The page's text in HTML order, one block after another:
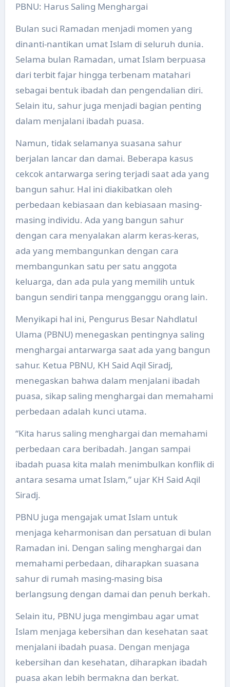
PBNU: Harus Saling Menghargai
Bulan suci Ramadan menjadi momen yang
dinanti-nantikan umat Islam di seluruh dunia.
Selama bulan Ramadan, umat Islam berpuasa
dari terbit fajar hingga terbenam matahari
sebagai bentuk ibadah dan pengendalian diri.
Selain itu, sahur juga menjadi bagian penting
dalam menjalani ibadah puasa.
Namun, tidak selamanya suasana sahur
berjalan lancar dan damai. Beberapa kasus
cekcok antarwarga sering terjadi saat ada yang
bangun sahur. Hal ini diakibatkan oleh
perbedaan kebiasaan dan kebiasaan masing-
masing individu. Ada yang bangun sahur
dengan cara menyalakan alarm keras-keras,
ada yang membangunkan dengan cara
membangunkan satu per satu anggota
keluarga, dan ada pula yang memilih untuk
bangun sendiri tanpa mengganggu orang lain.
Menyikapi hal ini, Pengurus Besar Nahdlatul
Ulama (PBNU) menegaskan pentingnya saling
menghargai antarwarga saat ada yang bangun
sahur. Ketua PBNU, KH Said Aqil Siradj,
menegaskan bahwa dalam menjalani ibadah
puasa, sikap saling menghargai dan memahami
perbedaan adalah kunci utama.
“Kita harus saling menghargai dan memahami
perbedaan cara beribadah. Jangan sampai
ibadah puasa kita malah menimbulkan konflik di
antara sesama umat Islam,” ujar KH Said Aqil
Siradj.
PBNU juga mengajak umat Islam untuk
menjaga keharmonisan dan persatuan di bulan
Ramadan ini. Dengan saling menghargai dan
memahami perbedaan, diharapkan suasana
sahur di rumah masing-masing bisa
berlangsung dengan damai dan penuh berkah.
Selain itu, PBNU juga mengimbau agar umat
Islam menjaga kebersihan dan kesehatan saat
menjalani ibadah puasa. Dengan menjaga
kebersihan dan kesehatan, diharapkan ibadah
puasa akan lebih bermakna dan berkat.